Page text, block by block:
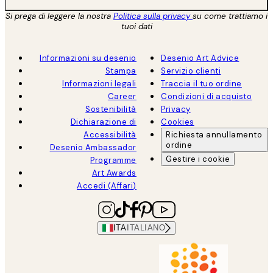
Si prega di leggere la nostra Politica sulla privacysu come trattiamo i
tuoi dati
Informazioni su desenio
Stampa
Informazioni legali
Career
Sostenibilità
Dichiarazione di
Accessibilità
Desenio Ambassador
Programme
Art Awards
Accedi (Affari)
Desenio Art Advice
Servizio clienti
Traccia il tuo ordine
Condizioni di acquisto
Privacy
Cookies
Richiesta annullamento
ordine
Gestire i cookie
ITA ITALIANO